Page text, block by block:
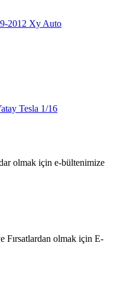
2012 Xy Auto
Tesla 1/16
olmak için e-bültenimize
Fırsatlardan olmak için E-